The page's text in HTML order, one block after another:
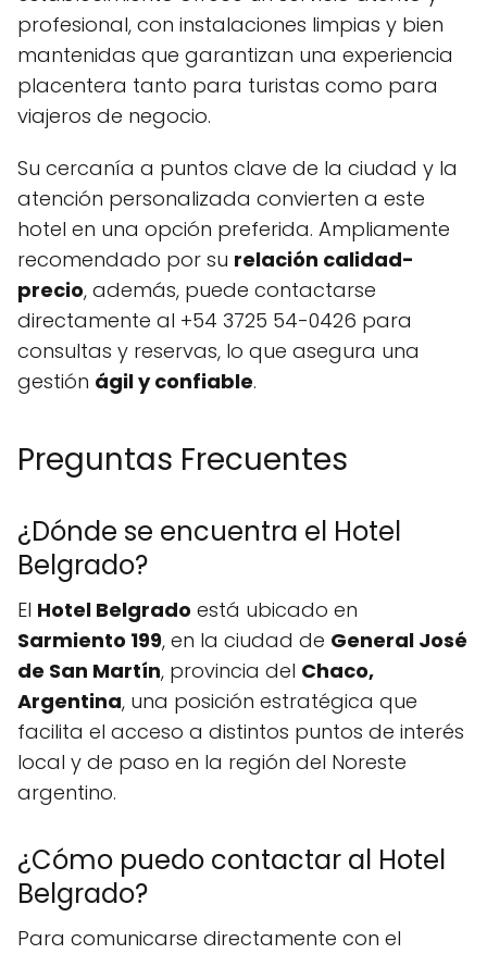
profesional, con instalaciones limpias y bien
mantenidas que garantizan una experiencia
placentera tanto para turistas como para
viajeros de negocio.
Su cercanía a puntos clave de la ciudad y la
atención personalizada convierten a este
hotel en una opción preferida. Ampliamente
recomendado por su relación calidad-
precio, además, puede contactarse
directamente al +54 3725 54-0426 para
consultas y reservas, lo que asegura una
gestión ágil y confiable.
Preguntas Frecuentes
¿Dónde se encuentra el Hotel
Belgrado?
El Hotel Belgrado está ubicado en
Sarmiento 199, en la ciudad de General José
de San Martín, provincia del Chaco,
Argentina, una posición estratégica que
facilita el acceso a distintos puntos de interés
local y de paso en la región del Noreste
argentino.
¿Cómo puedo contactar al Hotel
Belgrado?
Para comunicarse directamente con el